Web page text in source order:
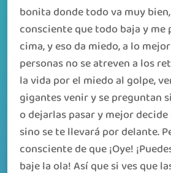
bonita donde todo va muy
consciente que todo baja y me
cima, y eso da miedo, a lo
personas no se atreven a los
la vida por el miedo al golpe,
gigantes venir y se preguntan
o dejarlas pasar y mejor
sino se te llevará por delante.
consciente de que ¡Oye!
baje la ola! Así que si ves que